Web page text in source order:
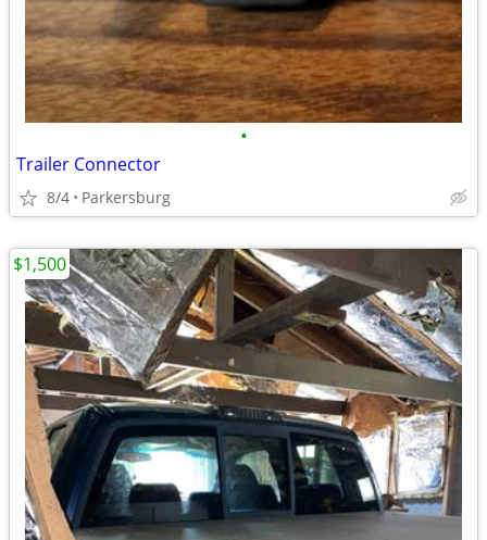
•
Trailer Connector
8/4 Parkersburg
$1,500